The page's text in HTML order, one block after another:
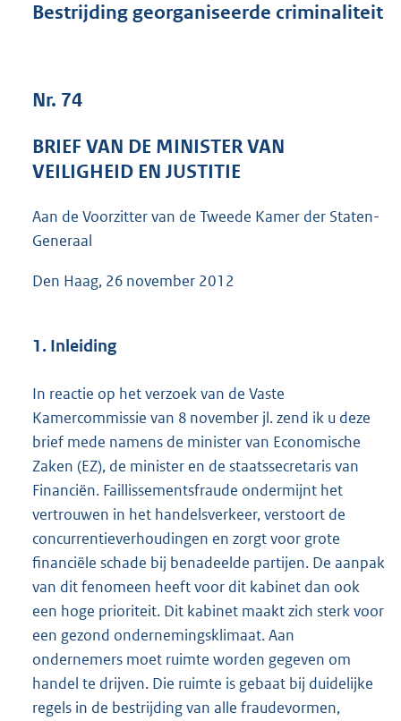
s
e
:
7
Bestrijding georganiseerde criminaliteit
Nr. 74
BRIEF VAN DE MINISTER VAN
VEILIGHEID EN JUSTITIE
Aan de Voorzitter van de Tweede Kamer der Staten-
Generaal
Den Haag, 26 november 2012
1. Inleiding
In reactie op het verzoek van de Vaste
Kamercommissie van 8 november jl. zend ik u deze
brief mede namens de minister van Economische
Zaken (EZ), de minister en de staatssecretaris van
Financiën. Faillissementsfraude ondermijnt het
vertrouwen in het handelsverkeer, verstoort de
concurrentieverhoudingen en zorgt voor grote
financiële schade bij benadeelde partijen. De aanpak
van dit fenomeen heeft voor dit kabinet dan ook
een hoge prioriteit. Dit kabinet maakt zich sterk voor
een gezond ondernemingsklimaat. Aan
ondernemers moet ruimte worden gegeven om
handel te drijven. Die ruimte is gebaat bij duidelijke
regels in de bestrijding van alle fraudevormen,